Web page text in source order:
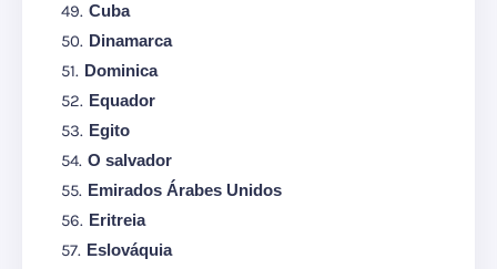
Cuba
Dinamarca
Dominica
Equador
Egito
O salvador
Emirados Árabes Unidos
Eritreia
Eslováquia